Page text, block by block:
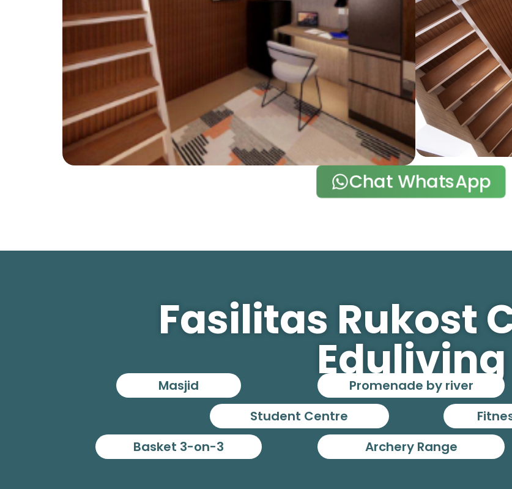
Chat WhatsApp
Fasilitas Rukost
Eduliving
Masjid Promenade by river
Student Centre
Basket 3-on-3
Archery Range